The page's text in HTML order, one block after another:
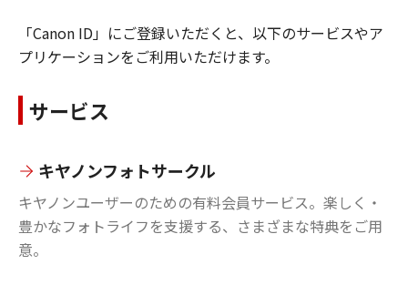
「Canon ID」にご登録いただくと、以下のサービスやア
プリケーションをご利用いただけます。
サービス
キヤノンフォトサークル
キヤノンユーザーのための有料会員サービス。楽しく・
豊かなフォトライフを支援する、さまざまな特典をご用
意。